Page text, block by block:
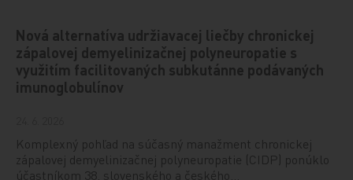
Nová alternatíva udržiavacej liečby chronickej
zápalovej demyelinizačnej polyneuropatie s
využitím facilitovaných subkutánne podávaných
imunoglobulínov
Komplexný pohľad na súčasný manažment chronickej
zápalovej demyelinizačnej polyneuropatie (CIDP) ponúklo
účastníkom 38. slovenského a českého…